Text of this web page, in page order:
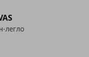
легло